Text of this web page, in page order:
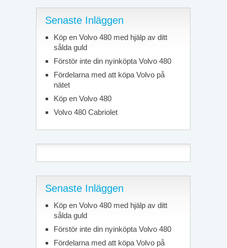
Senaste Inläggen
Köp en Volvo 480 med hjälp av ditt
sålda guld
Förstör inte din nyinköpta Volvo 480
Fördelarna med att köpa Volvo på
nätet
Köp en Volvo 480
Volvo 480 Cabriolet
Senaste Inläggen
Köp en Volvo 480 med hjälp av ditt
sålda guld
Förstör inte din nyinköpta Volvo 480
Fördelarna med att köpa Volvo på